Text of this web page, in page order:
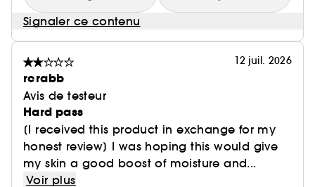
Signaler ce contenu
12 juil. 2026
rcrabb
Avis de testeur
Hard pass
[I received this product in exchange for my
honest review] I was hoping this would give
my skin a good boost of moisture and...
Voir plus